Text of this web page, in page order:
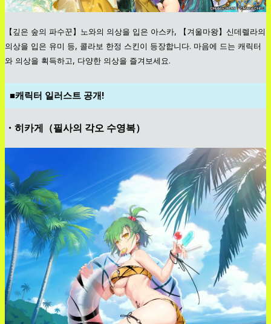
【깊은 숲의 파수꾼】노와의 의상을 입은 아스카, 【겨울마왕】신데렐라의
의상을 입은 유미 등, 콜라보 한정 스킨이 등장합니다. 마음에 드는 캐릭터
와 의상을 획득하고, 다양한 의상을 즐겨보세요.
■캐릭터 일러스트 공개!
・히카게（필사의 각오 수영복）